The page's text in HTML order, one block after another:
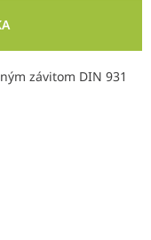
závitom DIN 931